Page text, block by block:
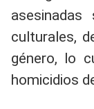
culturales,
género, lo
homicidios